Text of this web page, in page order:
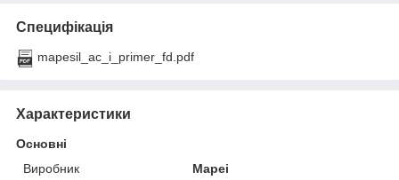
Специфікація
mapesil_ac_i_primer_fd.pdf
Характеристики
Основні
Виробник
Mapei